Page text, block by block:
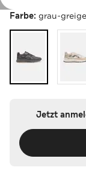
Farbe: grau-greige
Jetzt